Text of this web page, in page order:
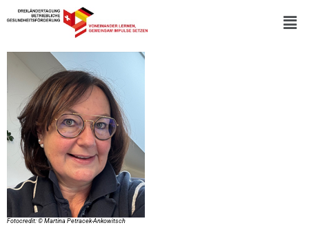
Fotocredit: © Martina Petracek-Ankowitsch